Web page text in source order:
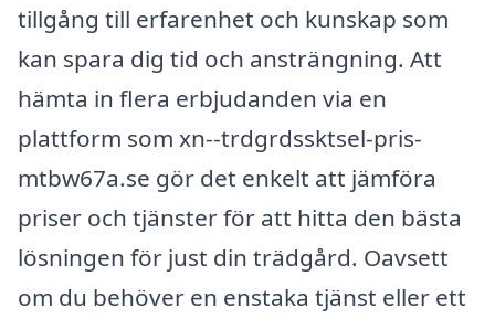
tillgång till erfarenhet och kunskap som
kan spara dig tid och ansträngning. Att
hämta in flera erbjudanden via en
plattform som xn--trdgrdssktsel-pris-
mtbw67a.se gör det enkelt att jämföra
priser och tjänster för att hitta den bästa
lösningen för just din trädgård. Oavsett
om du behöver en enstaka tjänst eller ett